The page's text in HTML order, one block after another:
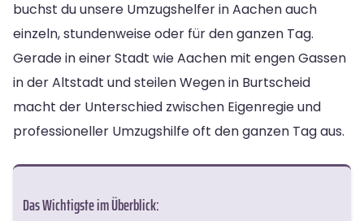
buchst du unsere Umzugshelfer in Aachen auch
einzeln, stundenweise oder für den ganzen Tag.
Gerade in einer Stadt wie Aachen mit engen Gassen
in der Altstadt und steilen Wegen in Burtscheid
macht der Unterschied zwischen Eigenregie und
professioneller Umzugshilfe oft den ganzen Tag aus.
Das Wichtigste im Überblick: